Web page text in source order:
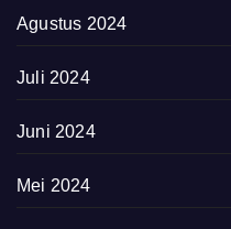
Agustus 2024
Juli 2024
Juni 2024
Mei 2024